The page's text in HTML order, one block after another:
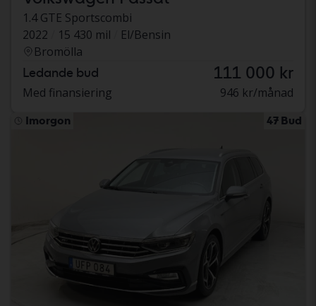
1.4 GTE Sportscombi
2022
15 430 mil
El/Bensin
Bromölla
Ledande bud 111 000 kr
Med finansiering 946 kr/månad
Imorgon 47 Bud